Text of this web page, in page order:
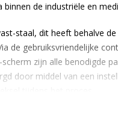
de industriële en
staal, dit heeft behalve
de gebruiksvriendelijke
zijn alle benodigde
door middel van een